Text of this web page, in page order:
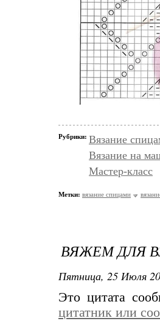
Рубрики: Вязание
Вязание на
Мастер-класс
Метки: вязание спицами
ВЯЖЕМ ДЛЯ
Пятница, 25 Июля
Это цитата
цитатник или